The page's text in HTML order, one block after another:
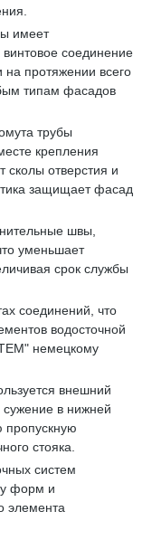
имеет
соединение
на протяжении всего
типам фасадов
трубы
крепления
сколы отверстия и
защищает фасад
швы,
уменьшает
срок службы
соединений, что
водосточной
немецкому
внешний
сужение в нижней
пропускную
стояка.
систем
форм и
элемента